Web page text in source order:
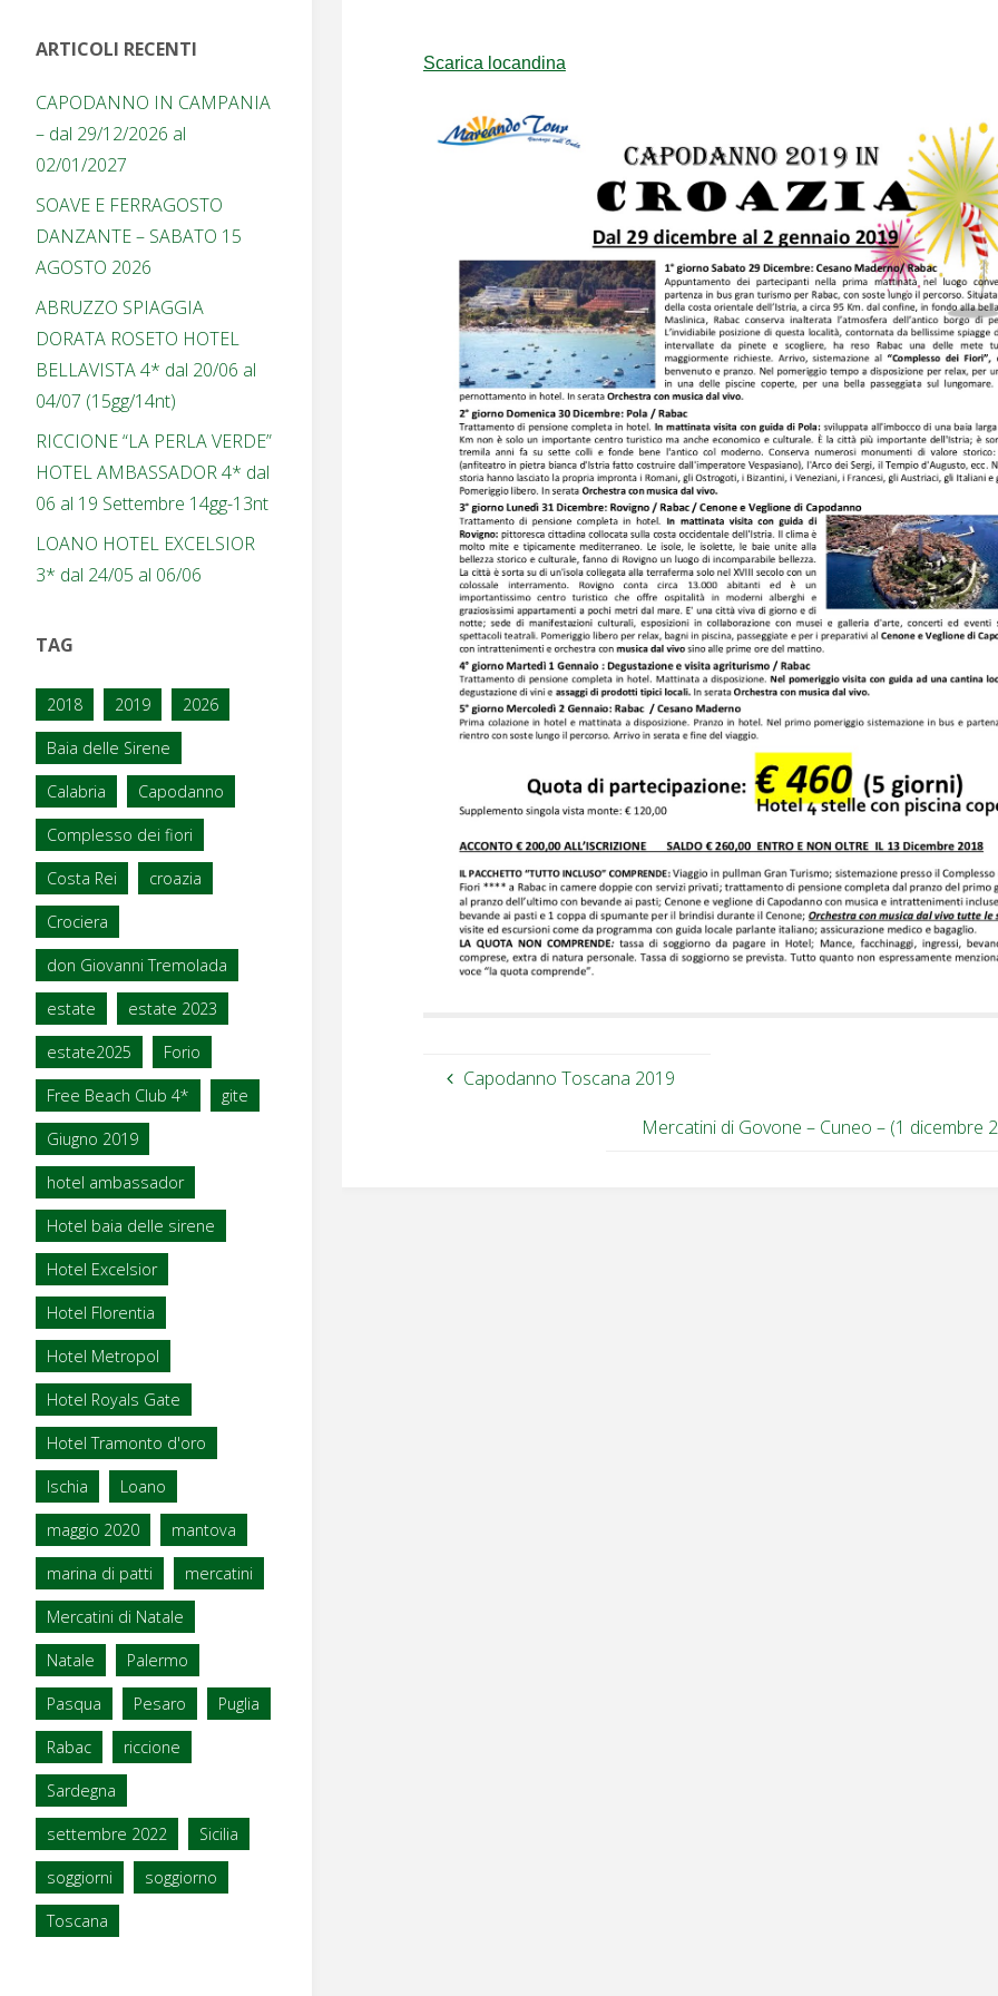
Scarica locandina
Capodanno Toscana 2019
Mercatini di Govone – Cuneo – (1 dicembre
ARTICOLI RECENTI
CAPODANNO IN CAMPANIA
– dal 29/12/2026 al
02/01/2027
SOAVE E FERRAGOSTO
DANZANTE – SABATO 15
AGOSTO 2026
ABRUZZO SPIAGGIA
DORATA ROSETO HOTEL
BELLAVISTA 4* dal 20/06 al
04/07 (15gg/14nt)
RICCIONE “LA PERLA VERDE”
HOTEL AMBASSADOR 4* dal
06 al 19 Settembre 14gg-13nt
LOANO HOTEL EXCELSIOR
3* dal 24/05 al 06/06
TAG
2018 2019 2026
Baia delle Sirene
Calabria Capodanno
Complesso dei fiori
Costa Rei croazia
Crociera
don Giovanni Tremolada
estate estate 2023
estate2025 Forio
Free Beach Club 4* gite
Giugno 2019
hotel ambassador
Hotel baia delle sirene
Hotel Excelsior
Hotel Florentia
Hotel Metropol
Hotel Royals Gate
Hotel Tramonto d'oro
Ischia Loano
maggio 2020 mantova
marina di patti mercatini
Mercatini di Natale
Natale Palermo
Pasqua Pesaro Puglia
Rabac riccione
Sardegna
settembre 2022 Sicilia
soggiorni soggiorno
Toscana